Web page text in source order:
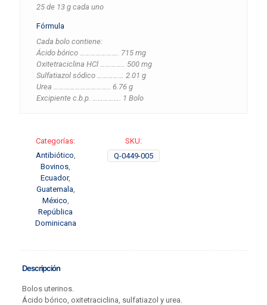
25 de 13 g cada uno
Fórmula
Cada bolo contiene:
Ácido bórico …………………. 715 mg
Oxitetraciclina HCl ………….. 500 mg
Sulfatiazol sódico …………… 2.01 g
Urea ………………………….. 6.76 g
Excipiente c.b.p. ……………. 1 Bolo
Categorías:
Antibiótico,
Bovinos,
Ecuador,
Guatemala,
México,
República
Dominicana
SKU:
Q-0449-005
Descripción
Bolos uterinos.
Ácido bórico, oxitetraciclina, sulfatiazol y urea.